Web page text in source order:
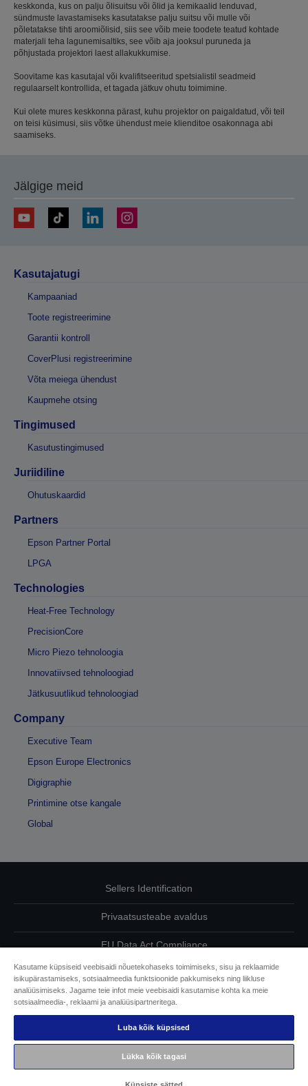
keskkonda, kus on palju õlisuitsu või õlid ja kemikaalid lenduvad,
sündmuste lavastamiseks kasutatakse palju suitsu või mulle või
põletatakse tihti aroomiõlisid, siis see võib meie toodete teatud kohtade
materjali teha lagunemisaltiks, see võib aja jooksul puruneda ja
põhjustada projektori laest allakukkumise.
Soovitame kas kasutajal või kvalifitseeritud spetsialistil seadmeid
regulaarselt kontrollida, et tagada jätkuv ohutu toimimine.
Kui olete mures keskkonna pärast, kuhu projektor on paigaldatud, või teil
on teisi küsimusi, siis võtke ühendust meie klienditoe osakonnaga abi
saamiseks.
Jälgige meid
Kasutajatugi
Kampaaniad
Toote registreerimine
Garantii kontroll
CoverPlusi registreerimine
Võta meiega ühendust
Kaupmehe otsing
Tingimused
Kasutustingimused
Juriidiline
Ohutuskaardid
Partners
Epson Partner Portal
LPGA
Technologies
Heat-Free Technology
PrecisionCore
Micro Piezo tehnoloogia
Innovatiivsed tehnoloogiad
Jätkusuutlikud tehnoloogiad
Company
Executive Team
Epson Europe Electronics
Digigraphie
Printimine otse kangale
Global
Sellers Identification
Privaatsusteabe avaldus
EU Data Act Compliance
Võtke meiega oma andmete osas ühendust
Cookie Information
Epsoni pühendumine juurdepääsetavusele
Autoriõigus © 2026 Seiko Epson
Kasutame küpsiseid veebisaidi nõuetekohaseks toimimiseks, sisu ja reklaamide
isikupärastamiseks, sotsiaalmeedia funktsioonide pakkumiseks ning liikluse
analüüsimiseks. Jagame teie infot meie veebisaidi kasutamise kohta ka meie
sotsiaalmeedia-, reklaami ja analüüsipartneritega.
Luba kõik küpsised
Lükka kõik tagasi